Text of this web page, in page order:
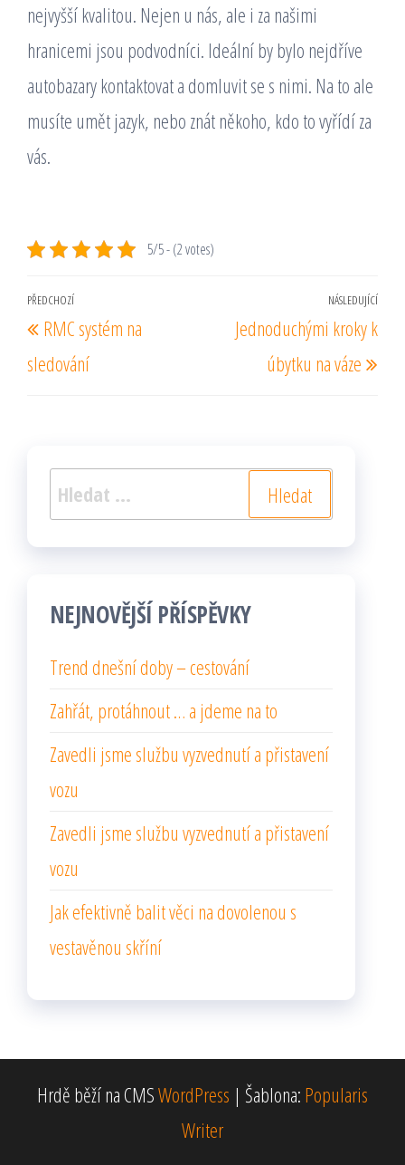
nejvyšší kvalitou. Nejen u nás, ale i za našimi
hranicemi jsou podvodníci. Ideální by bylo nejdříve
autobazary kontaktovat a domluvit se s nimi. Na to ale
musíte umět jazyk, nebo znát někoho, kdo to vyřídí za
vás.
5/5 - (2 votes)
Navigace
pro
příspěvek
Předchozí
příspěvek
PŘEDCHOZÍ
RMC systém na
sledování
NÁSLEDUJÍCÍ
Jednoduchými kroky k
úbytku na váze
Vyhledávání
NEJNOVĚJŠÍ PŘÍSPĚVKY
Trend dnešní doby – cestování
Zahřát, protáhnout … a jdeme na to
Zavedli jsme službu vyzvednutí a přistavení
vozu
Zavedli jsme službu vyzvednutí a přistavení
vozu
Jak efektivně balit věci na dovolenou s
vestavěnou skříní
Hrdě běží na CMSWordPress | Šablona: Popularis
Writer